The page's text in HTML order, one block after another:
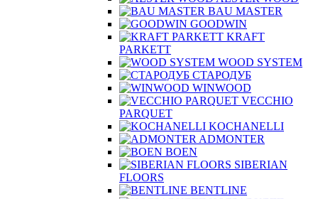
BAU MASTER
GOODWIN
KRAFT
PARKETT
WOOD SYSTEM
СТАРОДУБ
WINWOOD
VECCHIO
PARQUET
KOCHANELLI
ADMONTER
BOEN
SIBERIAN
FLOORS
BENTLINE